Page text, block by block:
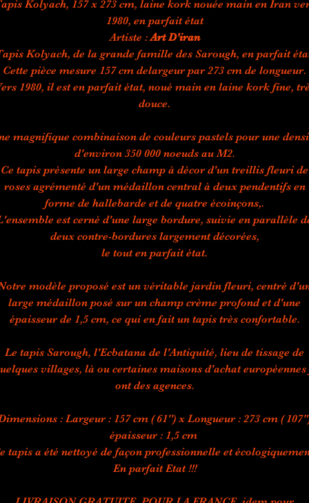
Kolyach, 157 x 273 cm, laine kork nouée main en Iran
1980, en parfait état
Artiste :Art D'iran
Kolyach, de la grande famille des Sarough, en parfait
Cette pièce mesure 157 cm delargeur par 273 cm de longueur.
1980, il est en parfait état, noué main en laine kork fine,
douce.
magnifique combinaison de couleurs pastels pour une
d'environ 350 000 noeuds au M2.
Ce tapis présente un large champ à décor d'un treillis fleuri de
roses agrémenté d'un médaillon central à deux pendentifs en
forme de hallebarde et de quatre écoinçons,.
est cerné d'une large bordure, suivie en parallèle
deux contre-bordures largement décorées,
le tout en parfait état.
modèle proposé est un véritable jardin fleuri, centré
large médaillon posé sur un champ crème profond et d'une
épaisseur de 1,5 cm, ce qui en fait un tapis très confortable.
Le tapis Sarough, l'Ecbatana de l'Antiquité, lieu de tissage de
villages, là ou certaines maisons d'achat européennes
ont des agences.
: Largeur : 157 cm ( 61'') x Longueur : 273 cm (
épaisseur : 1,5 cm
tapis a été nettoyé de façon professionnelle et
En parfait Etat !!!